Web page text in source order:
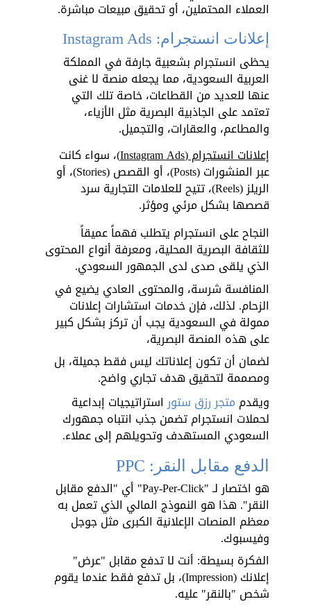
العملاء المحتملين، أو تحقيق مبيعات مباشرة.
إعلانات انستجرام: Instagram Ads
يحظى انستجرام بشعبية جارفة في المملكة
العربية السعودية، مما يجعله منصة لا غنى
عنها للعديد من القطاعات، خاصة تلك التي
تعتمد على الجاذبية البصرية مثل الأزياء،
والمطاعم، والعقارات، والتجميل.
إعلانات انستجرام (Instagram Ads)
، سواء كانت
عبر المنشورات (Posts)، أو القصص (Stories)، أو
الريلز (Reels)، تتيح للعلامات التجارية سرد
قصصها بشكل مرئي ومؤثر.
النجاح على انستجرام يتطلب فهماً عميقاً
للثقافة البصرية المحلية، ومعرفة أنواع المحتوى
الذي يلقى صدى لدى الجمهور السعودي.
المنافسة شرسة، والمحتوى العادي يضيع في
الزحام. لذلك، فإن خدمات استشارات إعلانات
ممولة في السعودية يجب أن تركز بشكل كبير
على هذه المنصة البصرية،
لضمان أن تكون إعلاناتك ليس فقط جميلة، بل
ومصممة لتحقيق هدف تجاري واضح.
ويقدم متجر رزق ستور استراتيجيات إبداعية
لحملات انستجرام تضمن جذب انتباه جمهورك
السعودي المستهدف وتحويلهم إلى عملاء.
الدفع مقابل النقر: PPC
هو اختصار لـ "Pay-Per-Click" أي "الدفع مقابل
النقر". هذا هو النموذج المالي الذي تعمل به
معظم المنصات الإعلانية الكبرى مثل جوجل
وفيسبوك.
الفكرة بسيطة: أنت لا تدفع مقابل "عرض"
إعلانك (Impression)، بل تدفع فقط عندما يقوم
شخص "بالنقر" عليه.